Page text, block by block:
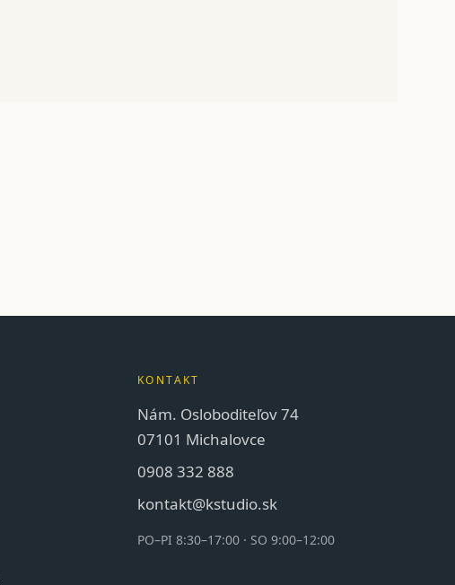
KONTAKT
Nám. Osloboditeľov 74
07101 Michalovce
0908 332 888
kontakt@kstudio.sk
PO–PI 8:30–17:00 · SO 9:00–12:00